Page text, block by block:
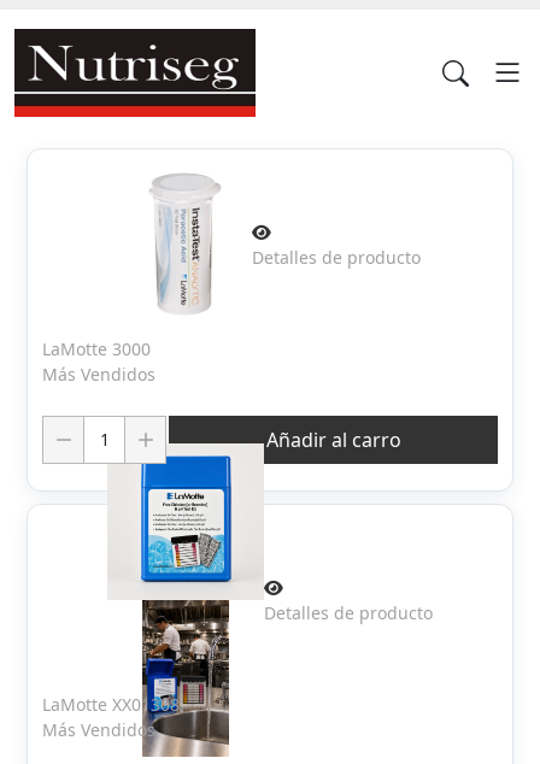
Detalles de producto
LaMotte 3000
Más Vendidos
Añadir al carro
Detalles de producto
LaMotte XX01308
Más Vendidos